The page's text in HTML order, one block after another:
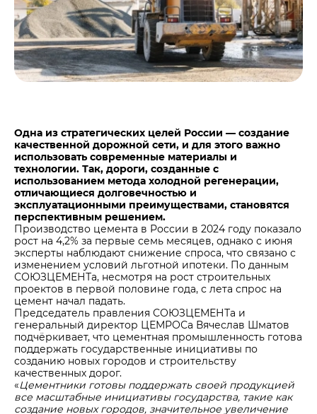
Одна из стратегических целей России — создание
качественной дорожной сети, и для этого важно
использовать современные материалы и
технологии. Так, дороги, созданные с
использованием метода холодной регенерации,
отличающиеся долговечностью и
эксплуатационными преимуществами, становятся
перспективным решением.
Производство цемента в России в 2024 году показало
рост на 4,2% за первые семь месяцев, однако с июня
эксперты наблюдают снижение спроса, что связано с
изменением условий льготной ипотеки. По данным
СОЮЗЦЕМЕНТа, несмотря на рост строительных
проектов в первой половине года, с лета спрос на
цемент начал падать.
Председатель правления СОЮЗЦЕМЕНТа и
генеральный директор ЦЕМРОСа Вячеслав Шматов
подчёркивает, что цементная промышленность готова
поддержать государственные инициативы по
созданию новых городов и строительству
качественных дорог.
«Цементники готовы поддержать своей продукцией
все масштабные инициативы государства, такие как
создание новых городов, значительное увеличение
Центры дистрибуции
Реализация ТМЦ и непрофильных активов
Политика в области закупок
В помощь поставщику
Не только цемент
Люди ЦЕМРОСа
Технологии и тренды
Издание для клиентов
Пресса о нас
Контакты
Контакты
Контакты для СМИ
Служба доверия